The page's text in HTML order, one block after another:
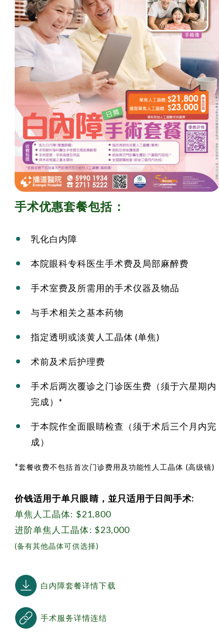
手术优惠套餐包括：
乳化白内障
本院眼科专科医生手术费及局部麻醉费
手术室费及所需用的手术仪器及物品
与手术相关之基本药物
指定透明或淡黄人工晶体 (单焦)
术前及术后护理费
手术后两次覆诊之门诊医生费（须于六星期内
完成）*
于本院作全面眼睛检查（须于术后三个月内完
成）
*套餐收费不包括首次门诊费用及功能性人工晶体 (高级镜)
价钱适用于单只眼睛，並只适用于日间手术:
单焦人工晶体: $21,800
进阶单焦人工晶体: $23,000
(备有其他晶体可供选择)
白内障套餐详情下载
手术服务详情连结